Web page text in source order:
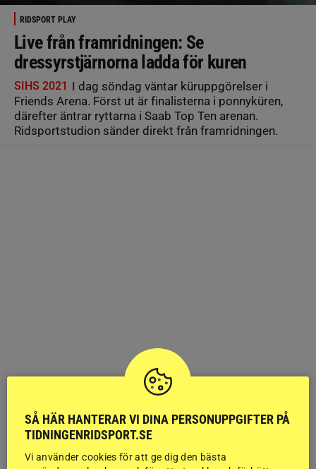
RIDSPORT PLAY
Live från framridningen: Se
dressyrstjärnorna ladda för kuren
SIHS 2021 I dag söndag väntar küruppgörelser i
Friends Arena. Först ut är finalisterna i ponnyküren,
därefter äntrar ryttarna i Saab Top Ten arenan.
Ridsportstudion sänder direkt från framridningen.
SÅ HÄR HANTERAR VI DINA PERSONUPPGIFTER PÅ
TIDNINGENRIDSPORT.SE
Vi använder cookies för att ge dig den bästa